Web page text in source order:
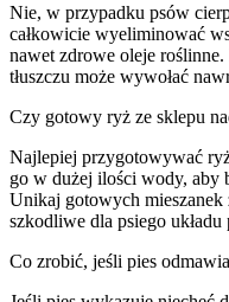
Nie, w przypadku psów
całkowicie wyeliminować
nawet zdrowe oleje
tłuszczu może wywołać
Czy gotowy ryż ze sklepu
Najlepiej przygotowywać
go w dużej ilości wody, aby
Unikaj gotowych mieszanek
szkodliwe dla psiego
Co zrobić, jeśli pies